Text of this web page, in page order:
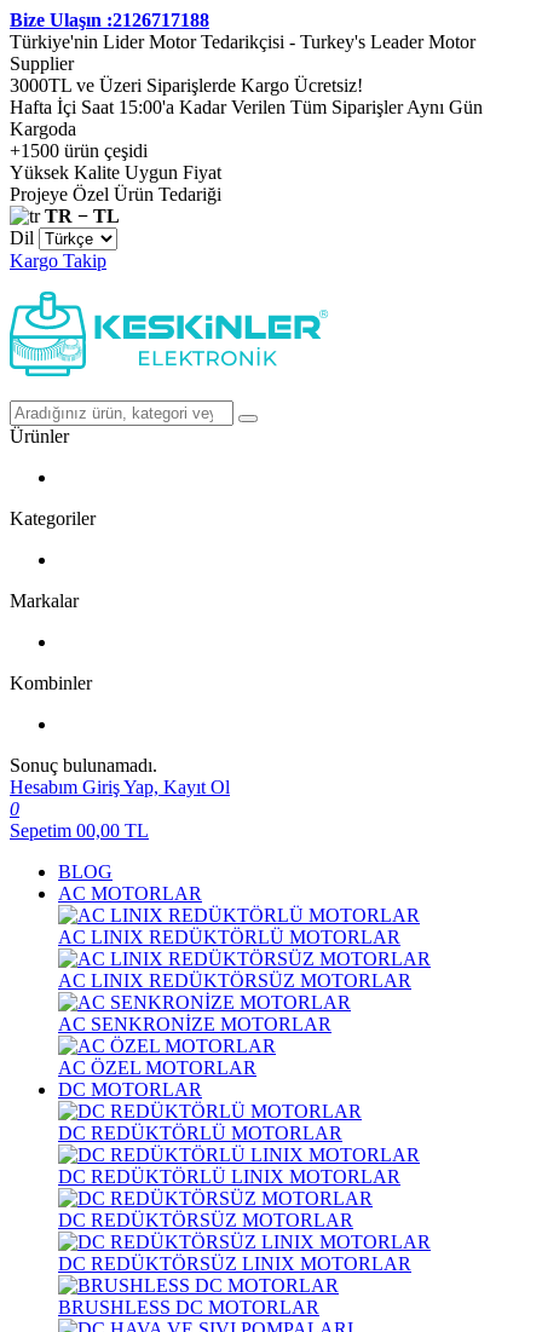
Bize Ulaşın :2126717188
Türkiye'nin Lider Motor Tedarikçisi - Turkey's Leader Motor
Supplier
3000TL ve Üzeri Siparişlerde Kargo Ücretsiz!
Hafta İçi Saat 15:00'a Kadar Verilen Tüm Siparişler Aynı Gün
Kargoda
+1500 ürün çeşidi
Yüksek Kalite Uygun Fiyat
Projeye Özel Ürün Tedariği
TR − TL
Dil
Kargo Takip
Ürünler
Kategoriler
Markalar
Kombinler
Sonuç bulunamadı.
Hesabım Giriş Yap, Kayıt Ol
0
Sepetim 00,00 TL
BLOG
AC MOTORLAR
AC LINIX REDÜKTÖRLÜ MOTORLAR
AC LINIX REDÜKTÖRSÜZ MOTORLAR
AC SENKRONİZE MOTORLAR
AC ÖZEL MOTORLAR
DC MOTORLAR
DC REDÜKTÖRLÜ MOTORLAR
DC REDÜKTÖRLÜ LINIX MOTORLAR
DC REDÜKTÖRSÜZ MOTORLAR
DC REDÜKTÖRSÜZ LINIX MOTORLAR
BRUSHLESS DC MOTORLAR